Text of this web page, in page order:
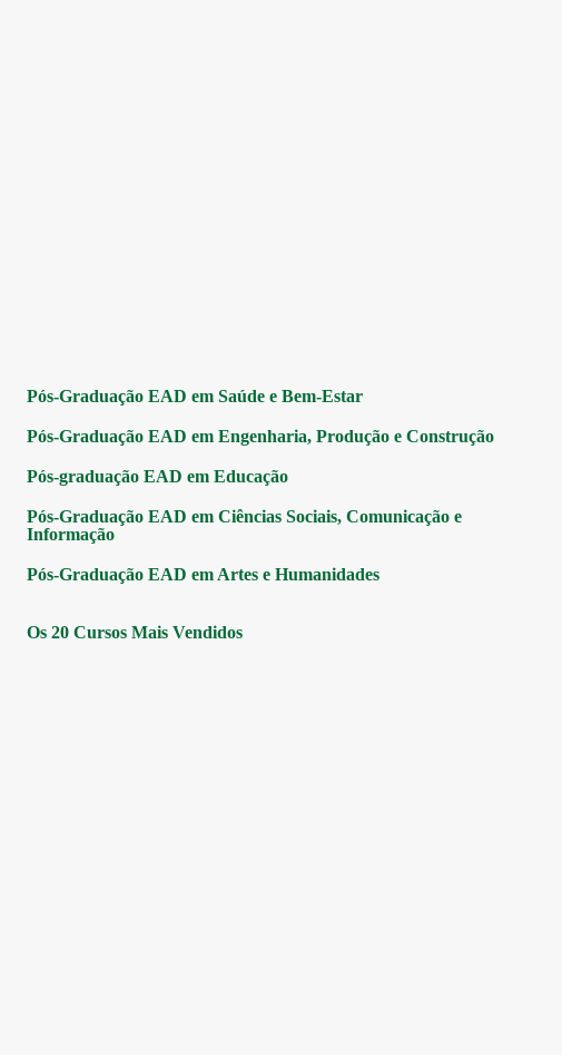
Pós-Graduação EAD em Saúde e Bem-Estar
Pós-Graduação EAD em Engenharia, Produção e Construção
Pós-graduação EAD em Educação
Pós-Graduação EAD em Ciências Sociais, Comunicação e
Informação
Pós-Graduação EAD em Artes e Humanidades
Os 20 Cursos Mais Vendidos